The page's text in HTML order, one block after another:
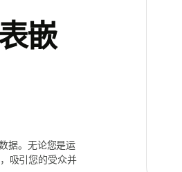
嵌
据。无论您是运
吸引您的受众并